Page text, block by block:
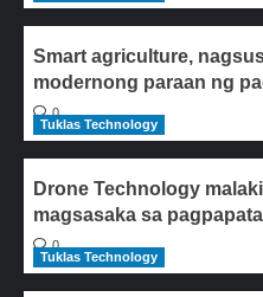
Smart agriculture,
modernong paraan ng
0
Tuklas Technology
Drone Technology
magsasaka sa
0
Tuklas Technology